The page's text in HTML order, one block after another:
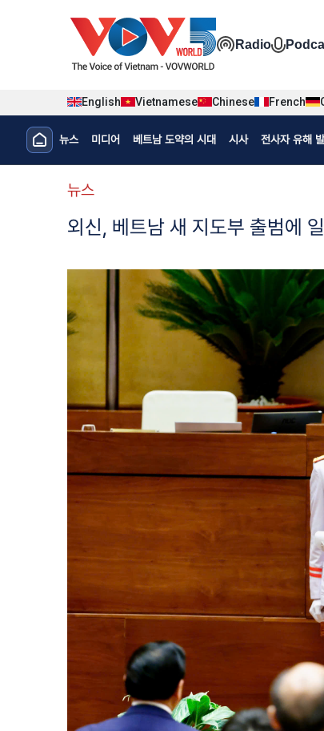
ĐaRadio
English Vietnamese Chinese French
Menu trang chủ tiếng Hàn
뉴스 미디어 베트남 도약의 시대 시사 전사자 유해
menu phụ tiếng Hàn
뉴스
외신, 베트남 새 지도부 출범에